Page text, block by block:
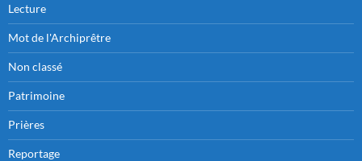
Lecture
Mot de l'Archiprêtre
Non classé
Patrimoine
Prières
Reportage